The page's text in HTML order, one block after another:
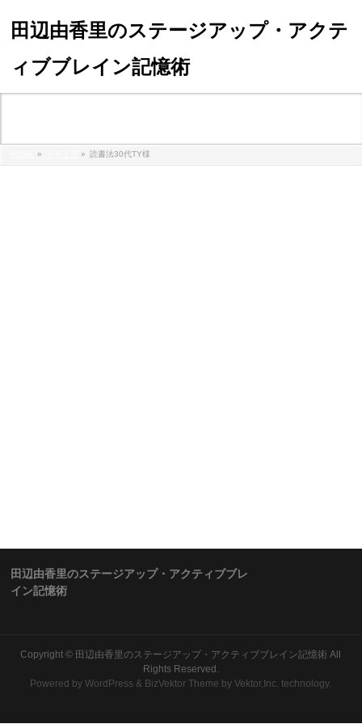
田辺由香里のステージアップ・アクテ
ィブブレイン記憶術
» » 読書法30代TY様
田辺由香里のステージアップ・アクティブブレ
イン記憶術
Copyright © 田辺由香里のステージアップ・アクティブブレイン記憶術 All
Rights Reserved.
Powered byWordPress & BizVektor Theme by Vektor,Inc. technology.